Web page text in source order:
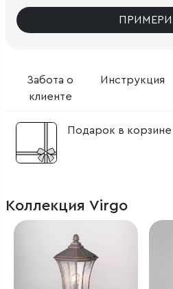
Забота о
клиенте
Инструкция
Подарок в корзине
Коллекция Virgo